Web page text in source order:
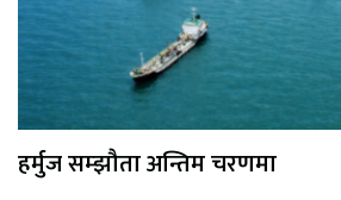
हर्मुज सम्झौता अन्तिम चरणमा